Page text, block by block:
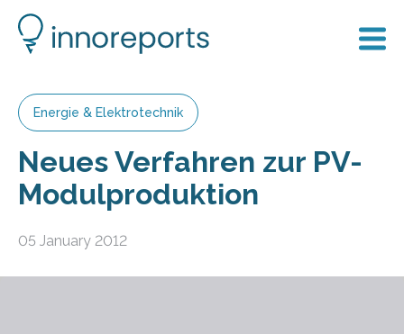
Energie & Elektrotechnik
Neues Verfahren zur PV-
Modulproduktion
05 January 2012